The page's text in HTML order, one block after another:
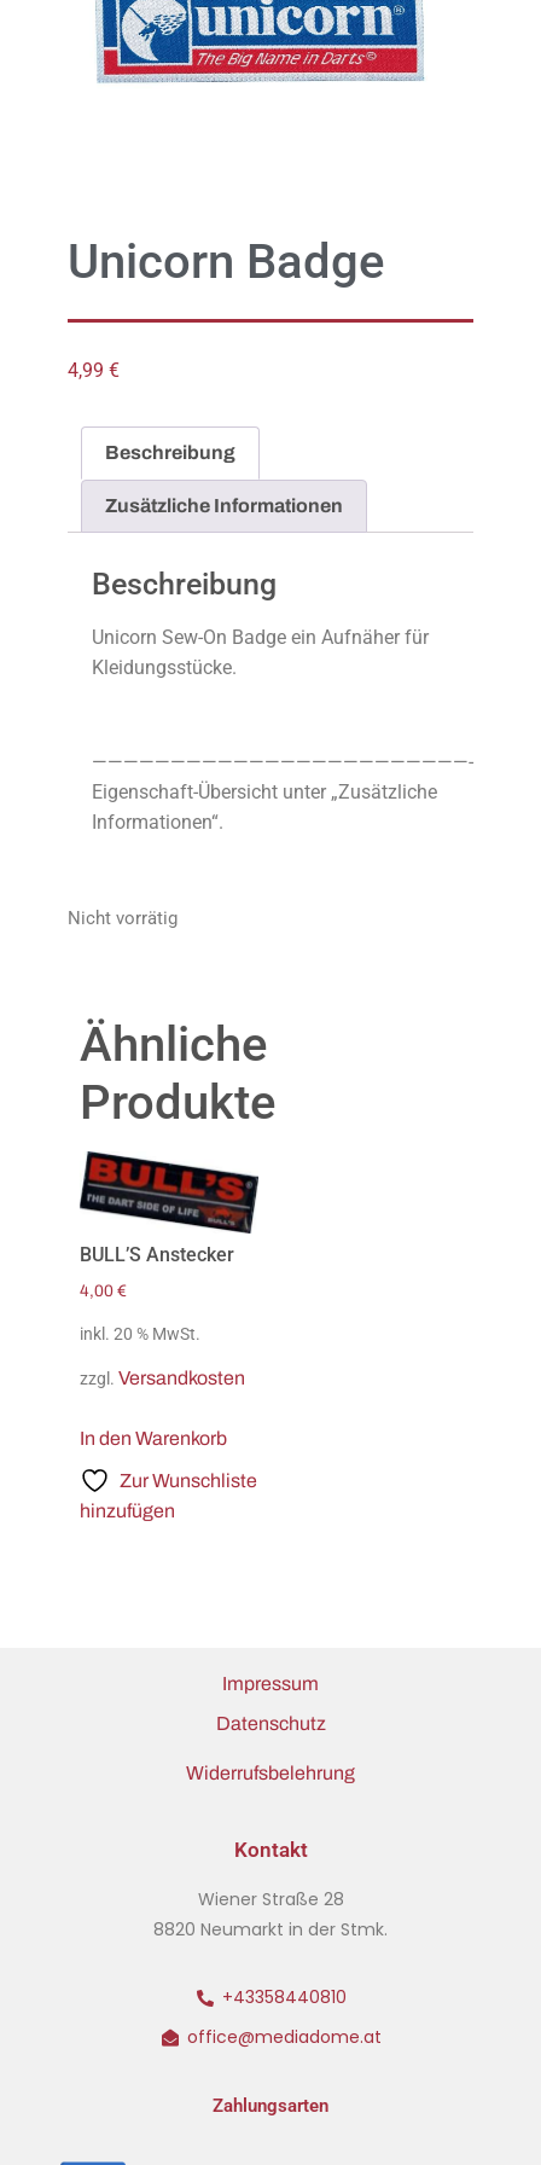
Unicorn Badge
4,99 €
Beschreibung
Zusätzliche Informationen
Beschreibung
Unicorn Sew-On Badge ein Aufnäher für
Kleidungsstücke.
————————————————————————-
Eigenschaft-Übersicht unter „Zusätzliche
Informationen“.
Nicht vorrätig
Ähnliche
Produkte
BULL’S Anstecker
4,00 €
inkl. 20 % MwSt.
zzgl. Versandkosten
In den Warenkorb
Zur Wunschliste
hinzufügen
Impressum
Datenschutz
Widerrufsbelehrung
Kontakt
Wiener Straße 28
8820 Neumarkt in der Stmk.
+43358440810
office@mediadome.at
Zahlungsarten